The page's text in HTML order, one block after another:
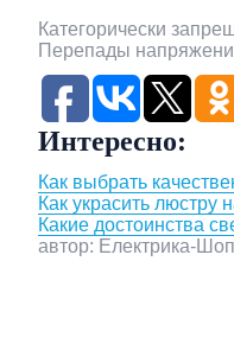
Категорически
Перепады
Интересно:
Как выбрать
Как украсить
Какие достоинства
автор: Електрика-Шоп